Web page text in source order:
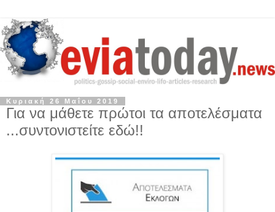
Κυριακή 26 Μαΐου 2019
Για να μάθετε πρώτοι τα αποτελέσματα
...συντονιστείτε εδώ!!